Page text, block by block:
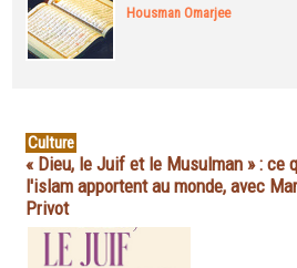
Housman Omarjee
Culture
« Dieu, le Juif et le Musulman » : ce
l'islam apportent au monde, avec
Privot